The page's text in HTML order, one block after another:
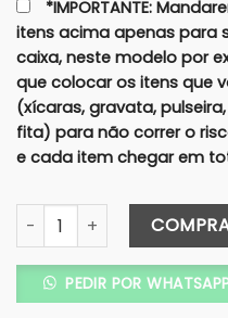
*IMPORTANTE:
itens acima apenas para
caixa, neste modelo por
que colocar os itens que
(xícaras, gravata,
fita) para não correr o
e cada item chegar em
Caixa Turmalina –
PEDIR POR